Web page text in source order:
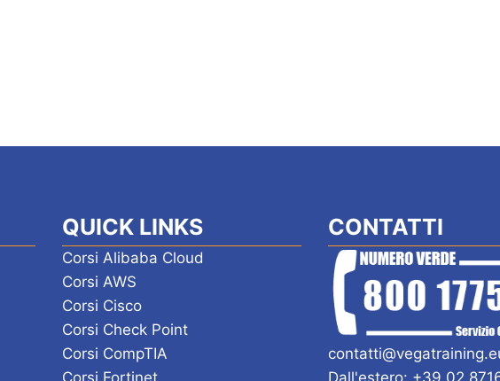
QUICK LINKS
Corsi Alibaba Cloud
Corsi AWS
Corsi Cisco
Corsi Check Point
Corsi CompTIA
Corsi Fortinet
CONTATTI
Dall'estero: +39 02